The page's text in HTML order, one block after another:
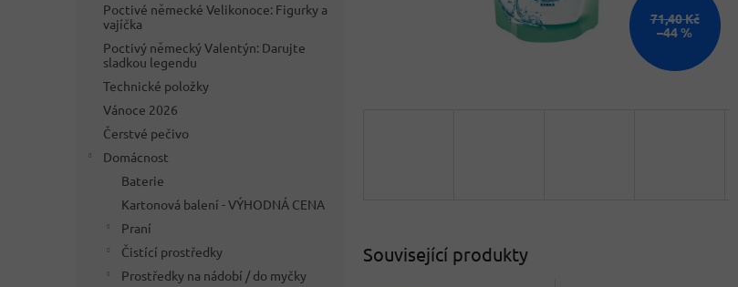
Poctivé německé Velikonoce: Figurky a
vajíčka
Poctivý německý Valentýn: Darujte
sladkou legendu
Technické položky
Vánoce 2026
Čerstvé pečivo
Domácnost
Baterie
Kartonová balení - VÝHODNÁ CENA
Praní
Čistící prostředky
Prostředky na nádobí / do myčky
71,40 Kč
–44 %
Související produkty